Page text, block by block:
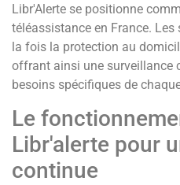
Libr'Alerte se positionne
téléassistance en France.
la fois la protection au
offrant ainsi une surveillance
besoins spécifiques de
Le
Libr'alerte pour
continue